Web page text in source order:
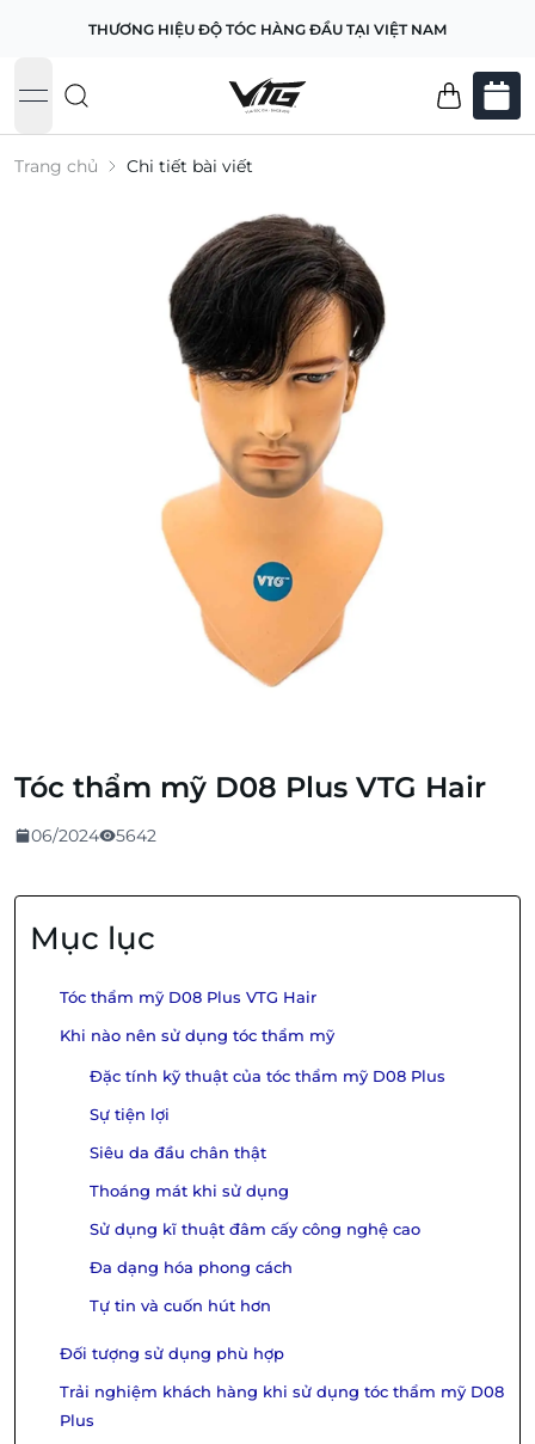
THƯƠNG HIỆU ĐỘ TÓC HÀNG ĐẦU TẠI VIỆT NAM
open navigation menu
Trang chủ Chi tiết bài viết
Tóc thẩm mỹ D08 Plus VTG Hair
06/2024 5642
Mục lục
Tóc thẩm mỹ D08 Plus VTG Hair
Khi nào nên sử dụng tóc thẩm mỹ
Đặc tính kỹ thuật của tóc thẩm mỹ D08 Plus
Sự tiện lợi
Siêu da đầu chân thật
Thoáng mát khi sử dụng
Sử dụng kĩ thuật đâm cấy công nghệ cao
Đa dạng hóa phong cách
Tự tin và cuốn hút hơn
Đối tượng sử dụng phù hợp
Trải nghiệm khách hàng khi sử dụng tóc thẩm mỹ D08
Plus